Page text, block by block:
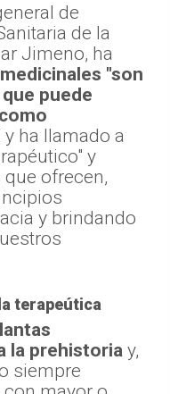
de
de la
Jimeno, ha
"son
puede
y ha llamado a
y
ofrecen,
y brindando
terapeútica
la prehistoria y,
siempre